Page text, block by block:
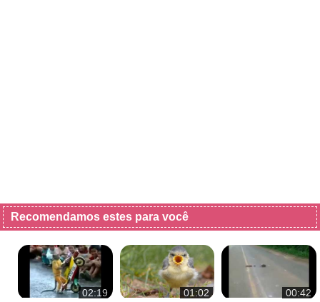
Recomendamos estes para você
02:19
01:02
00:42